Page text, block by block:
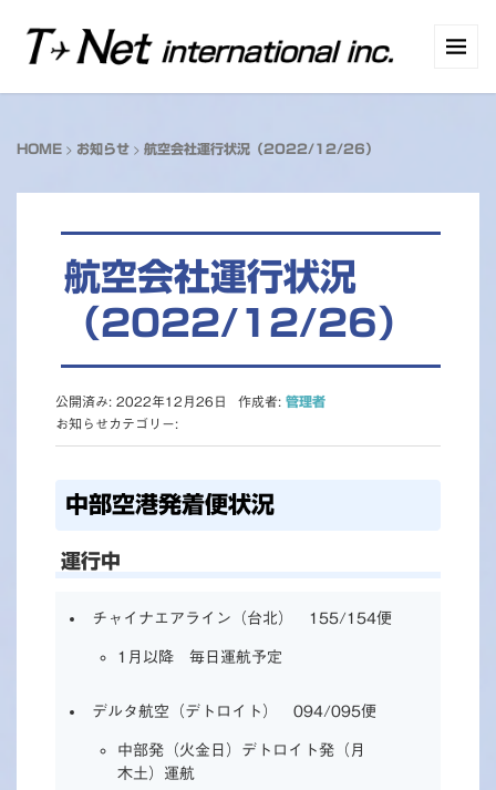
HOME > お知らせ > 航空会社運行状況（2022/12/26）
航空会社運行状況
（2022/12/26）
公開済み: 2022年12月26日 作成者: 管理者
お知らせカテゴリー:
中部空港発着便状況
運行中
チャイナエアライン（台北） 155/154便
1月以降 毎日運航予定
デルタ航空（デトロイト） 094/095便
中部発（火金日）デトロイト発（月
木土）運航